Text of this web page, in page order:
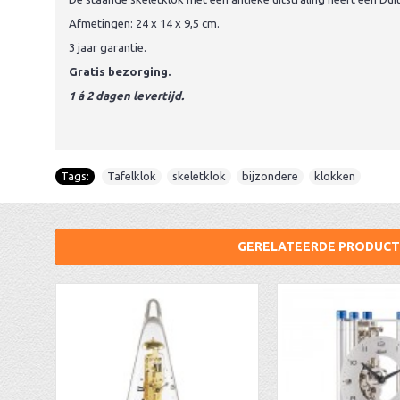
Afmetingen: 24 x 14 x 9,5 cm.
3 jaar garantie.
Gratis bezorging.
1 á 2 dagen levertijd.
Tags: Tafelklok skeletklok bijzondere klokken
GERELATEERDE